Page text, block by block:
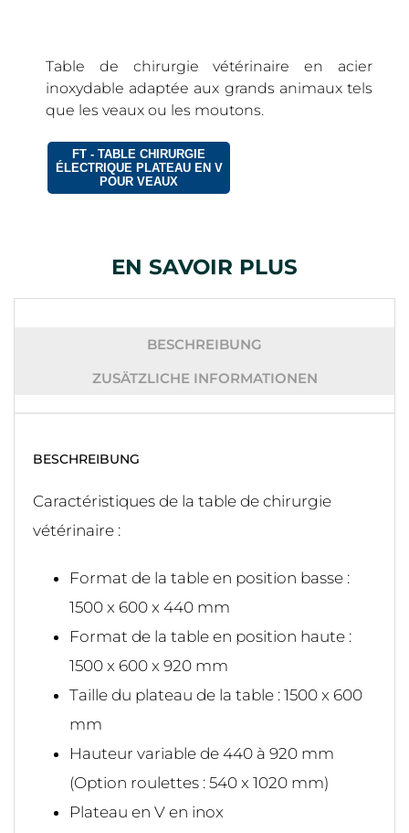
Table de chirurgie vétérinaire en acier
inoxydable adaptée aux grands animaux tels
que les veaux ou les moutons.
FT - TABLE CHIRURGIE
ÉLECTRIQUE PLATEAU EN V
POUR VEAUX
EN SAVOIR PLUS
BESCHREIBUNG
ZUSÄTZLICHE INFORMATIONEN
BESCHREIBUNG
Caractéristiques de la table de chirurgie
vétérinaire :
Format de la table en position basse :
1500 x 600 x 440 mm
Format de la table en position haute :
1500 x 600 x 920 mm
Taille du plateau de la table : 1500 x 600
mm
Hauteur variable de 440 à 920 mm
(Option roulettes : 540 x 1020 mm)
Plateau en V en inox